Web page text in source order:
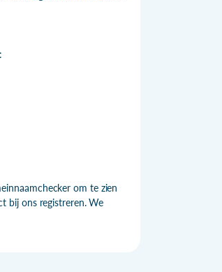
om te zien
bij ons registreren. We